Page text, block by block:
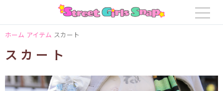
ホーム アイテム スカート
スカート